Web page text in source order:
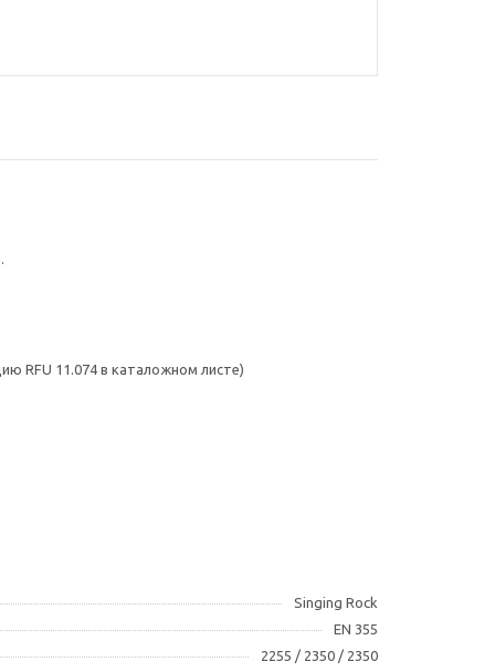
RFU 11.074 в каталожном листе)
Singing Rock
EN 355
2255 / 2350 / 2350